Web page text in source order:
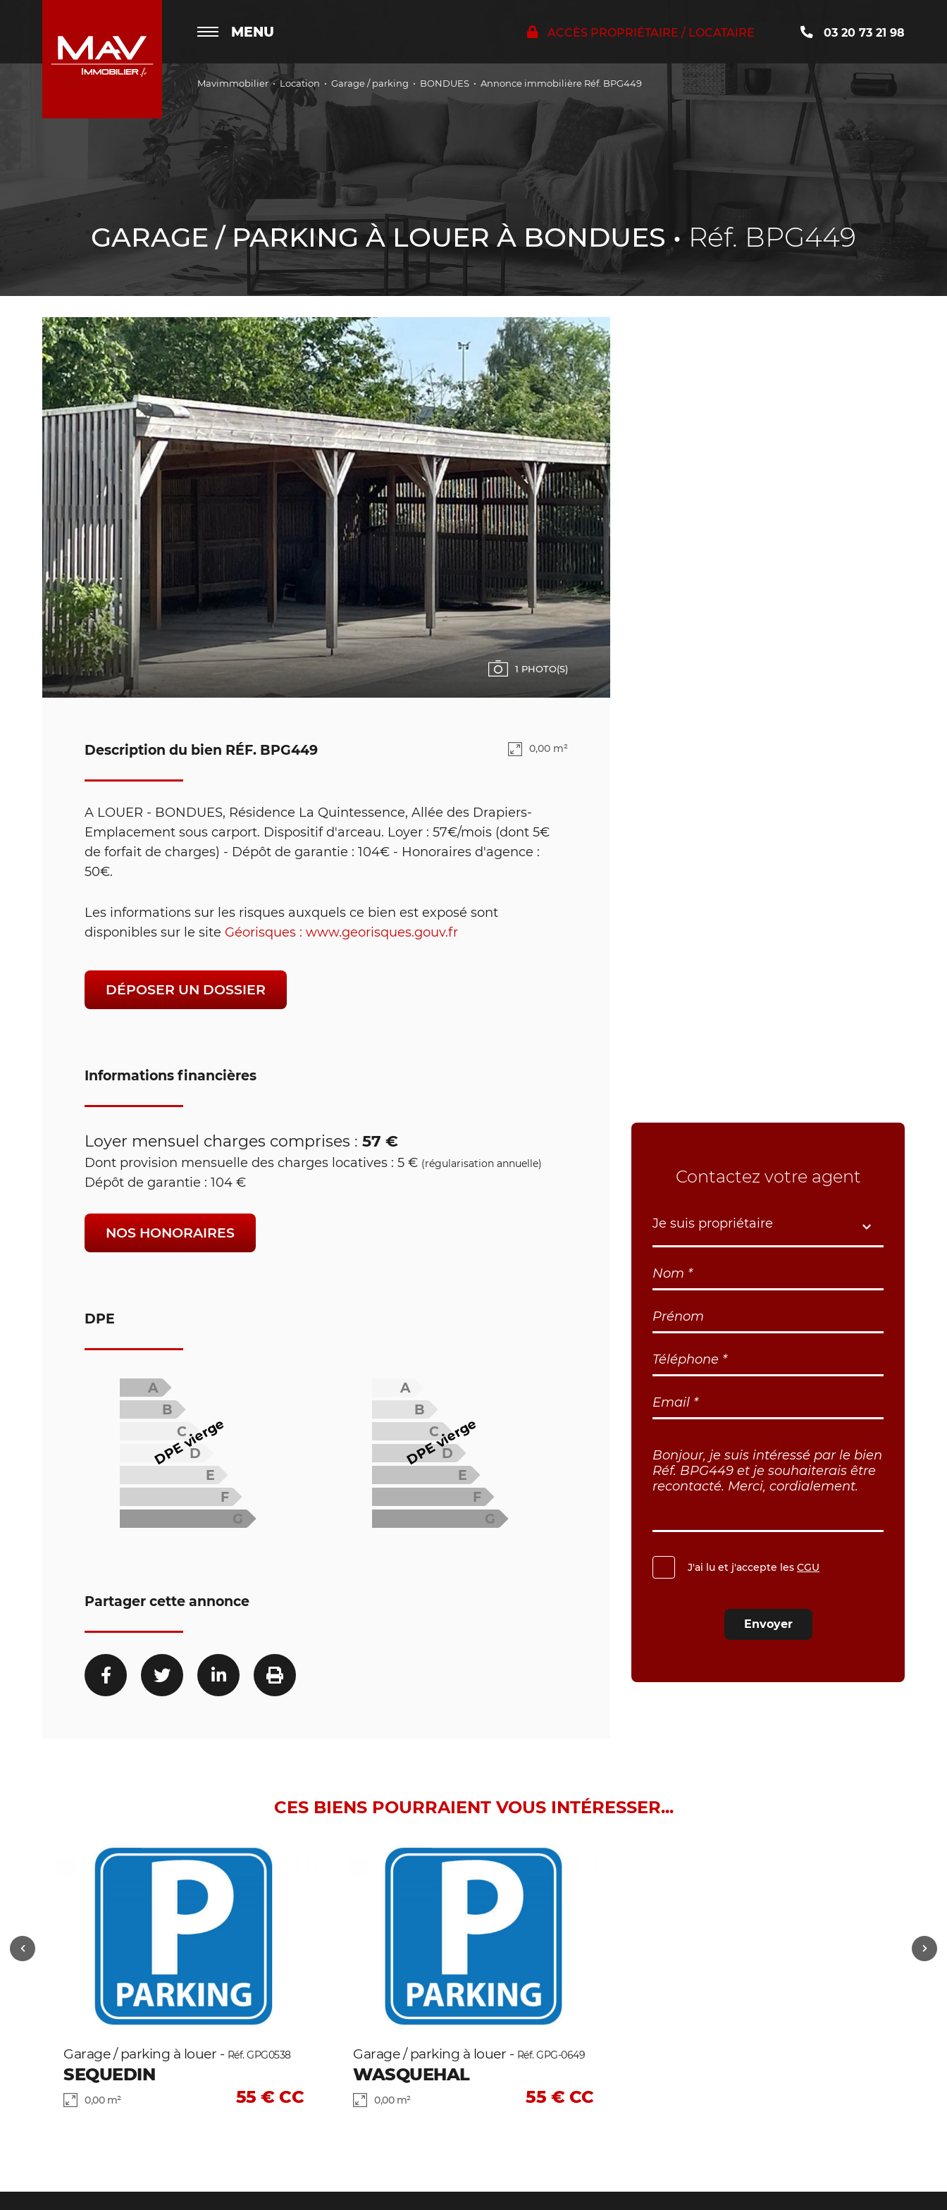
MENU ACCÈS PROPRIÉTAIRE / LOCATAIRE 03 20 73 21 98
Mavimmobilier Location Garage / parking BONDUES Annonce immobilière Réf. BPG449
GARAGE / PARKING À LOUER À BONDUES • Réf. BPG449
1 PHOTO(S)
Description du bien RÉF. BPG449 0,00 m²
A LOUER - BONDUES, Résidence La Quintessence, Allée des Drapiers-
Emplacement sous carport. Dispositif d'arceau. Loyer : 57€/mois (dont 5€
de forfait de charges) - Dépôt de garantie : 104€ - Honoraires d'agence :
50€.
Les informations sur les risques auxquels ce bien est exposé sont
disponibles sur le site Géorisques : www.georisques.gouv.fr
DÉPOSER UN DOSSIER
Informations financières
Loyer mensuel charges comprises : 57 €
Dont provision mensuelle des charges locatives : 5 € (régularisation annuelle)
Dépôt de garantie : 104 €
NOS HONORAIRES
DPE
A
B
C
D
E
F
G
DPE vierge
A
B
C
D
E
F
G
DPE vierge
Partager cette annonce
Contactez votre agent
Je suis propriétaire
J'ai lu et j'accepte les CGU
Envoyer
CES BIENS POURRAIENT VOUS INTÉRESSER...
Garage / parking à louer - Réf. GPG0538
SEQUEDIN
0,00 m² 55 € CC
Garage / parking à louer - Réf. GPG-0649
WASQUEHAL
0,00 m² 55 € CC